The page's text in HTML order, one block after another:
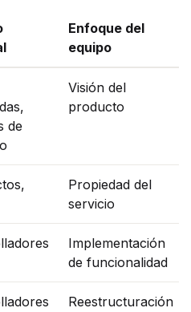
Enfoque del
equipo
de
Visión del
producto
Propiedad del
servicio
Implementación
de funcionalidad
Reestructuración